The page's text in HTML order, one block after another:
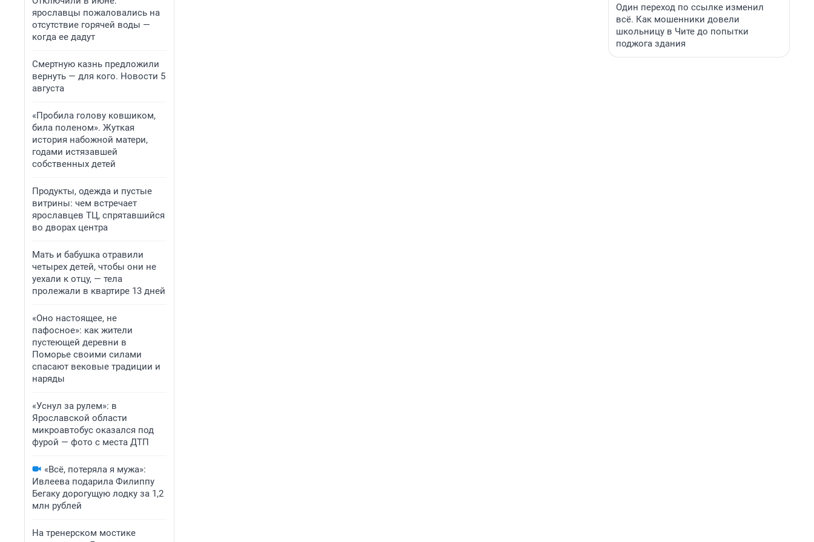
ярославцы пожаловались на
отсутствие горячей воды —
когда ее дадут
Смертную казнь предложили
вернуть — для кого. Новости 5
августа
«Пробила голову ковшиком,
била поленом». Жуткая
история набожной матери,
годами истязавшей
собственных детей
Продукты, одежда и пустые
витрины: чем встречает
ярославцев ТЦ, спрятавшийся
во дворах центра
Мать и бабушка отравили
четырех детей, чтобы они не
уехали к отцу, — тела
пролежали в квартире 13 дней
«Оно настоящее, не
пафосное»: как жители
пустеющей деревни в
Поморье своими силами
спасают вековые традиции и
наряды
«Уснул за рулем»: в
Ярославской области
микроавтобус оказался под
фурой — фото с места ДТП
«Всё, потеряла я мужа»:
Ивлеева подарила Филиппу
Бегаку дорогущую лодку за 1,2
млн рублей
На тренерском мостике
Один переход по ссылке изменил
всё. Как мошенники довели
школьницу в Чите до попытки
поджога здания